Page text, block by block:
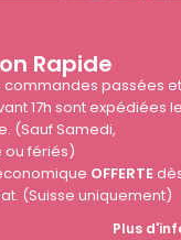
Rapide
commandes passées et
17h sont expédiées le
(Sauf Samedi,
ou fériés)
OFFERTE
(Suisse uniquement)
Plus